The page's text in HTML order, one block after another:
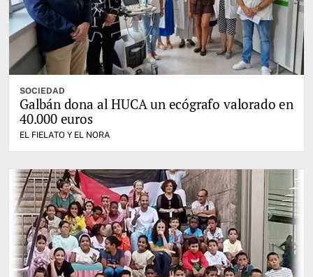
SOCIEDAD
Galbán dona al HUCA un ecógrafo valorado en
40.000 euros
EL FIELATO Y EL NORA